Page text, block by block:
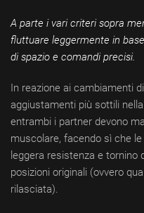
A parte i vari criteri sopra
fluttuare leggermente in
di spazio e comandi precisi.
In reazione ai cambiamenti
aggiustamenti più sottili
entrambi i partner devono
muscolare, facendo sì che
leggera resistenza e tornino
posizioni originali (ovvero
rilasciata).